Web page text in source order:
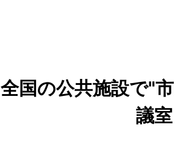
全国の公共施設で"
議